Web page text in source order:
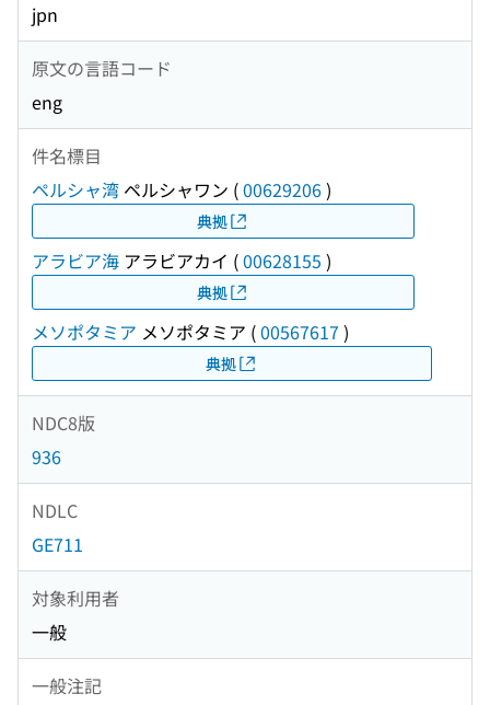
jpn
原文の言語コード
eng
件名標目
ペルシャ湾 ペルシャワン (00629206)
典拠
アラビア海 アラビアカイ (00628155 )
典拠
メソポタミア メソポタミア (00567617 )
典拠
NDC8版
936
NDLC
GE711
対象利用者
一般
一般注記